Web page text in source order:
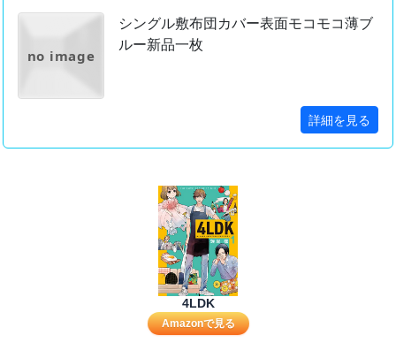
no image
シングル敷布団カバー表面モコモコ薄ブ
ルー新品一枚
詳細を見る
4LDK
Amazonで見る